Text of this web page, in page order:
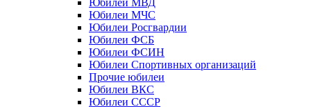
Юбилеи МВД
Юбилеи МЧС
Юбилеи Росгвардии
Юбилеи ФСБ
Юбилеи ФСИН
Юбилеи Спортивных организаций
Прочие юбилеи
Юбилеи ВКС
Юбилеи СССР